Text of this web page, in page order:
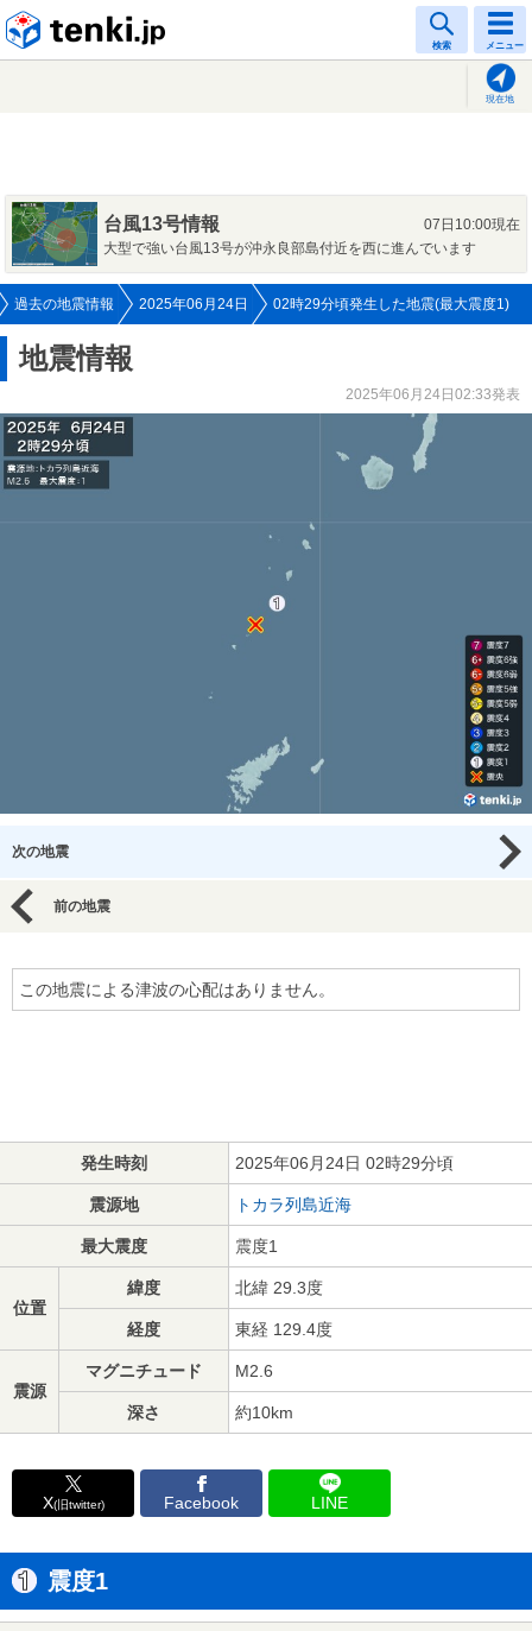
検索 メニュー
現在地
台風13号情報
07日10:00現在
大型で強い台風13号が沖永良部島付近を西に進んでいます
過去の地震情報 2025年06月24日 02時29分頃発生した地震(最大震度1)
地震情報
2025年06月24日02:33発表
次の地震
前の地震
この地震による津波の心配はありません。
発生時刻 2025年06月24日 02時29分頃
震源地 トカラ列島近海
最大震度 震度1
位置
緯度 北緯 29.3度
経度 東経 129.4度
震源
マグニチュード M2.6
深さ 約10km
X(旧twitter) Facebook LINE
震度1